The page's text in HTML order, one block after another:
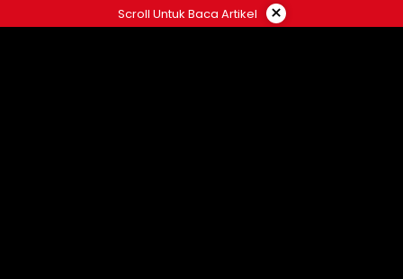
ke
Scroll Untuk Baca Artikel ×